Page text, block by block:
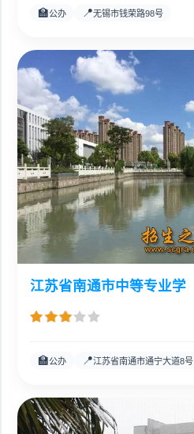
🏫公办 📍无锡市钱荣路98号
江苏省南通市中等专业学
🏫公办 📍江苏省南通市通宁大道8号